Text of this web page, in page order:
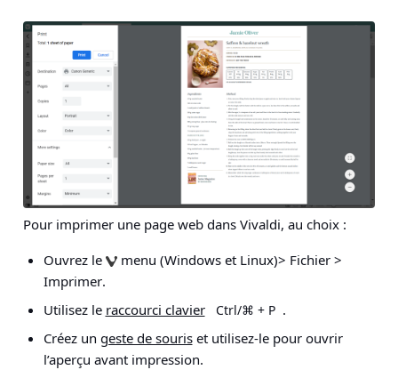
Pour imprimer une page web dans Vivaldi, au choix :
Ouvrez le
menu (Windows et Linux)> Fichier >
Imprimer.
Utilisez le raccourci clavier Ctrl/⌘ + P .
Créez un geste de souriset utilisez-le pour ouvrir
l’aperçu avant impression.